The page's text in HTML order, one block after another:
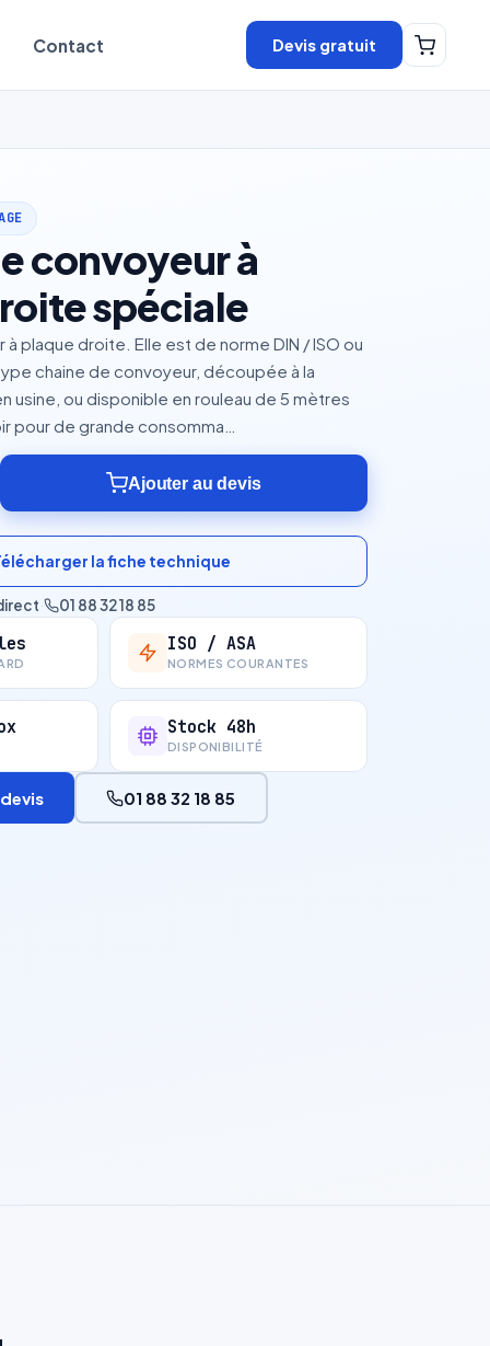
Contact Devis gratuit
convoyeur à
spéciale
plaque droite. Elle est de norme DIN / ISO ou
chaine de convoyeur, découpée à la
usine, ou disponible en rouleau de 5 mètres
pour de grande consomma…
Ajouter au devis
la fiche technique
· 01 88 32 18 85
ISO / ASA
NORMES COURANTES
Stock 48h
DISPONIBILITÉ
01 88 32 18 85